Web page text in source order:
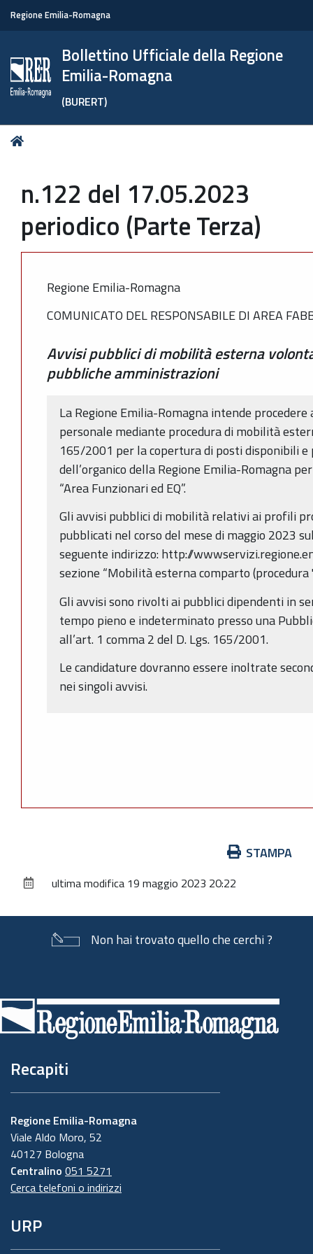
Regione Emilia-Romagna
Bollettino Ufficiale della Regione
Emilia-Romagna
(BURERT)
Tu
n.122 del 17.05.2023
periodico (Parte Terza)
Regione Emilia-Romagna
COMUNICATO DEL RESPONSABILE DI AREA
Avvisi pubblici di mobilità esterna
pubbliche amministrazioni
La Regione Emilia-Romagna intende
personale mediante procedura di mobilità
165/2001 per la copertura di posti disponibili
dell’organico della Regione Emilia-Romagna
“Area Funzionari ed EQ”.
Gli avvisi pubblici di mobilità relativi ai profili
pubblicati nel corso del mese di maggio 2023
seguente indirizzo: http://
sezione “Mobilità esterna comparto (procedura
Gli avvisi sono rivolti ai pubblici dipendenti in
tempo pieno e indeterminato presso una
all’art. 1 comma 2 del D. Lgs. 165/2001.
Le candidature dovranno essere inoltrate
nei singoli avvisi.
documento
STAMPA
ultima modifica 19 maggio 2023 20:22
Non hai trovato quello che cerchi ?
di
pagina
Recapiti
Regione Emilia-Romagna
Viale Aldo Moro, 52
40127 Bologna
Centralino 051 5271
Cerca telefoni o indirizzi
URP